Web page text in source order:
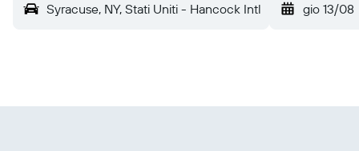
Syracuse, NY, Stati Uniti - Hancock Intl gio 13/08